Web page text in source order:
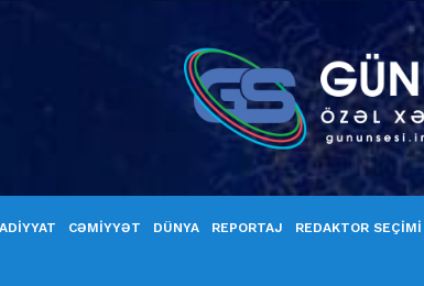
CƏMİYYƏT DÜNYA REPORTAJ REDAKTOR SEÇİMİ